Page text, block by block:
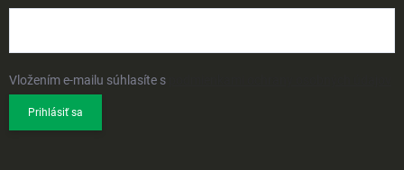
Vložením e-mailu súhlasíte s
Prihlásiť sa